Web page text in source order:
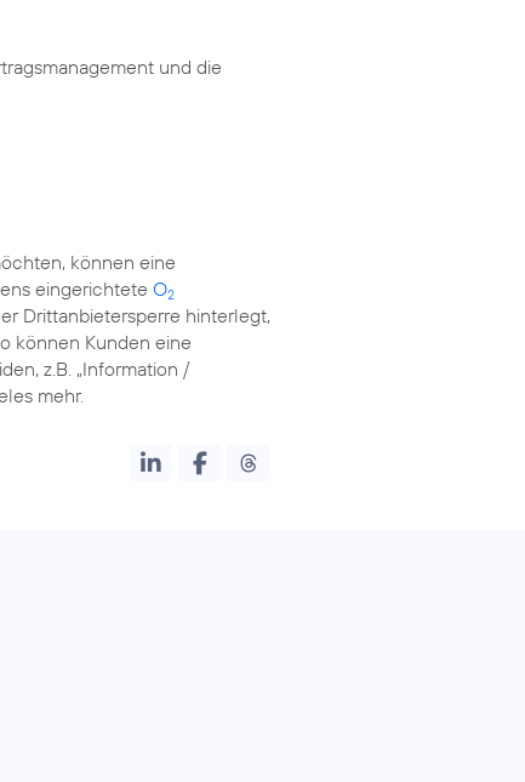
und die
können eine
eingerichtete O2
Drittanbietersperre hinterlegt,
können Kunden eine
z.B. „Information /
mehr.